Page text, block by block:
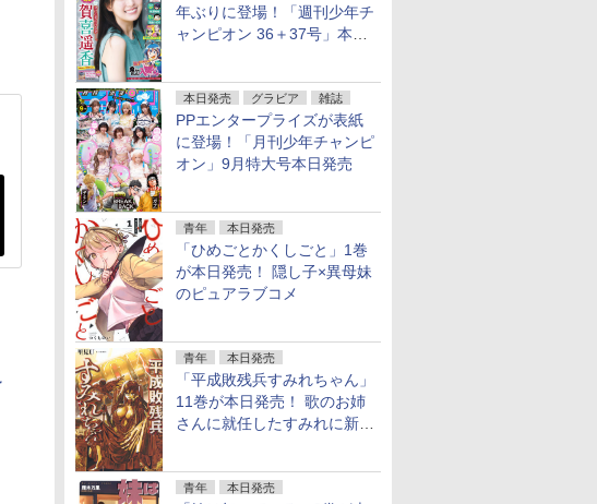
年ぶりに登場！「週刊少年チ
ャンピオン 36＋37号」本日
本日発売 グラビア 雑誌
PPエンタープライズが表紙
に登場！「月刊少年チャンピ
オン」9月特大号本日発売
青年 本日発売
「ひめごとかくしごと」1巻
が本日発売！ 隠し子×異母妹
のピュアラブコメ
青年 本日発売
「平成敗残兵すみれちゃん」
11巻が本日発売！ 歌のお姉
さんに就任したすみれに新た
青年 本日発売